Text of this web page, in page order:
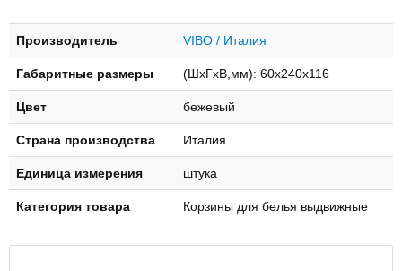
Производитель VIBO / Италия
Габаритные размеры (ШхГхВ,мм): 60х240х116
Цвет бежевый
Страна производства Италия
Единица измерения штука
Категория товара Корзины для белья выдвижные